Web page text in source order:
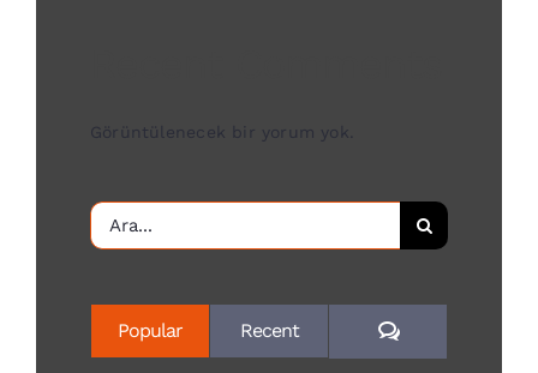
Görüntülenecek bir yorum yok.
Ara:
Popular Recent Yorum